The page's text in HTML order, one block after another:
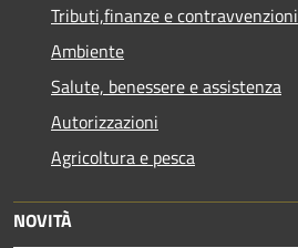
Tributi,finanze e contravvenzioni
Ambiente
Salute, benessere e assistenza
Autorizzazioni
Agricoltura e pesca
NOVITÀ